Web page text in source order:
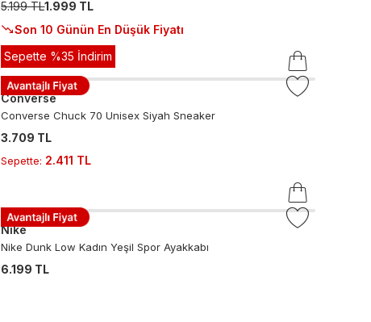
5.199 TL1.999 TL
Son 10 Günün En Düşük Fiyatı
Sepette %35 İndirim
Converse
Converse Chuck 70 Unisex Siyah Sneaker
3.709 TL
Sepette: 2.411 TL
Nike
Nike Dunk Low Kadın Yeşil Spor Ayakkabı
6.199 TL